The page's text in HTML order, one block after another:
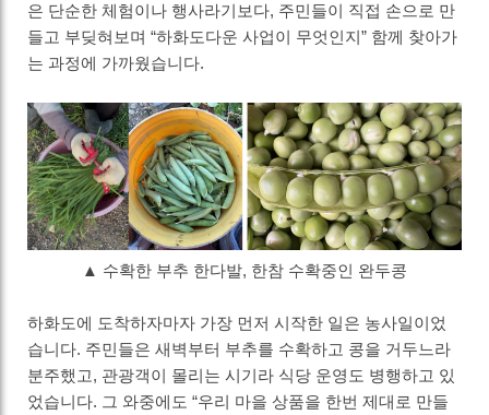
은 단순한 체험이나 행사라기보다, 주민들이 직접 손으로 만
들고 부딪혀보며“하화도다운 사업이 무엇인지” 함께 찾아가
는 과정에 가까웠습니다.
▲ 수확한 부추 한다발, 한참 수확중인 완두콩
하화도에 도착하자마자 가장 먼저 시작한 일은 농사일이었
습니다. 주민들은 새벽부터 부추를 수확하고 콩을 거두느라
분주했고, 관광객이 몰리는 시기라 식당 운영도 병행하고 있
었습니다. 그 와중에도“우리 마을 상품을 한번 제대로 만들